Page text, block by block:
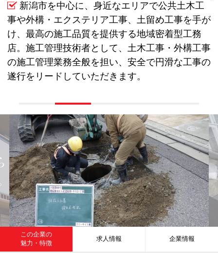
新潟市を中心に、身近なエリアで公共土木工
事や外構・エクステリア工事、土留め工事を手が
け、最高の施工品質を提供する地域密着型工務
店。施工管理技術者として、土木工事・外構工事
の施工管理業務全般を担い、安全で円滑な工事の
遂行をリードしていただきます。
この企業の
魅力・特徴
求人情報 企業情報